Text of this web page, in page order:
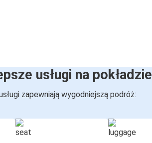
usługi na pokładzie
zapewniają wygodniejszą podróż: